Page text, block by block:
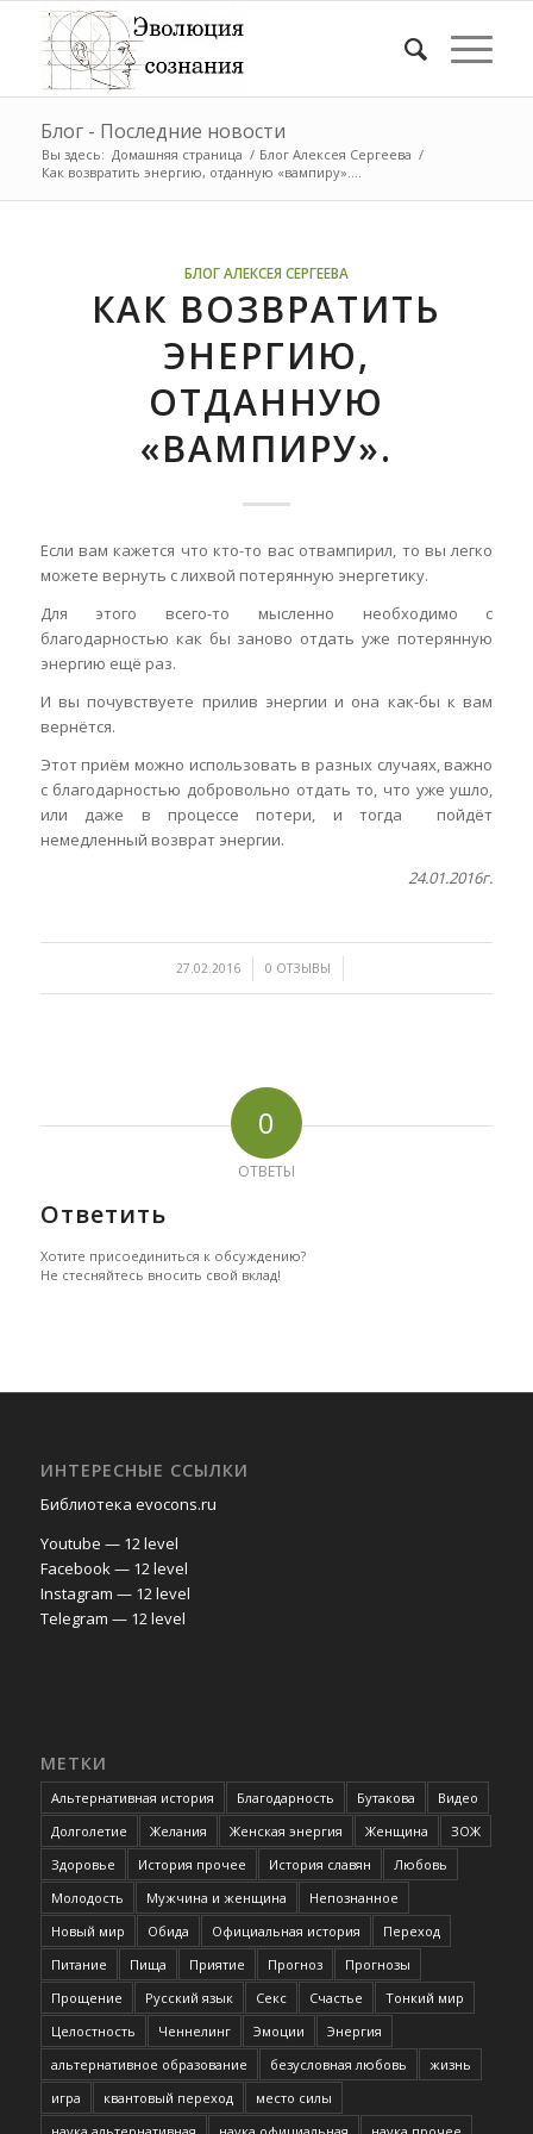
Блог - Последние новости
Вы здесь: Домашняя страница / Блог Алексея Сергеева /
Как возвратить энергию, отданную «вампиру»....
БЛОГ АЛЕКСЕЯ СЕРГЕЕВА
КАК ВОЗВРАТИТЬ
ЭНЕРГИЮ,
ОТДАННУЮ
«ВАМПИРУ».
Если вам кажется что кто-то вас отвампирил, то вы легко
можете вернуть с лихвой потерянную энергетику.
Для этого всего-то мысленно необходимо с
благодарностью как бы заново отдать уже потерянную
энергию ещё раз.
И вы почувствуете прилив энергии и она как-бы к вам
вернётся.
Этот приём можно использовать в разных случаях, важно
с благодарностью добровольно отдать то, что уже ушло,
или даже в процессе потери, и тогда пойдёт
немедленный возврат энергии.
24.01.2016г.
27.02.2016
/ 0 ОТЗЫВЫ
/
0
ОТВЕТЫ
Ответить
Хотите присоединиться к обсуждению?
Не стесняйтесь вносить свой вклад!
ИНТЕРЕСНЫЕ ССЫЛКИ
Библиотека evocons.ru
Youtube — 12 level
Facebook — 12 level
Instagram — 12 level
Telegram — 12 level
МЕТКИ
Альтернативная история Благодарность Бутакова
Видео
Долголетие
Желания Женская энергия Женщина
ЗОЖ
Здоровье
История прочее История славян
Любовь
Молодость
Мужчина и женщина
Непознанное
Новый мир
Обида Официальная история
Переход
Питание
Пища Приятие Прогноз
Прогнозы
Прощение
Русский язык Секс Счастье
Тонкий мир
Целостность
Ченнелинг Эмоции
Энергия
альтернативное образование
безусловная любовь
жизнь
игра
квантовый переход
место силы